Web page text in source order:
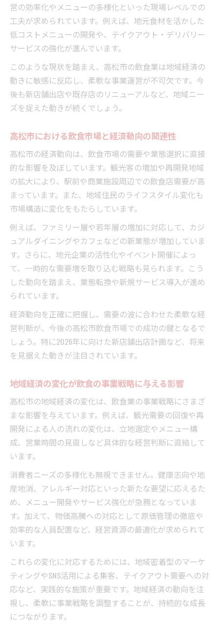
営の効率化やメニューの多様化といった現場レベルでの
工夫が求められています。例えば、地元食材を活かした
低コストメニューの開発や、テイクアウト・デリバリー
サービスの強化が進んでいます。
このような現状を踏まえ、高松市の飲食業は地域経済の
動きに敏感に反応し、柔軟な事業運営が不可欠です。今
後も新店舗出店や既存店のリニューアルなど、地域ニー
ズを捉えた動きが続くでしょう。
高松市における飲食市場と経済動向の関連性
高松市の経済動向は、飲食市場の需要や業態選択に直接
的な影響を及ぼしています。観光客の増加や再開発地域
の拡大により、駅前や商業施設周辺での飲食店需要が高
まっています。また、地域住民のライフスタイル変化も
市場構造に変化をもたらしています。
例えば、ファミリー層や若年層の増加に対応して、カジ
ュアルダイニングやカフェなどの新業態が増加していま
す。さらに、地元企業の活性化やイベント開催によっ
て、一時的な需要増を取り込む戦略も見られます。こう
した動向を踏まえ、業態転換や新規サービス導入が進め
られています。
経済動向を正確に把握し、需要の波に合わせた柔軟な経
営判断が、今後の高松市飲食市場での成功の鍵となるで
しょう。特に2026年に向けた新店舗出店計画など、将来
を見据えた動きが注目されています。
地域経済の変化が飲食の事業戦略に与える影響
高松市の地域経済の変化は、飲食業の事業戦略にさまざ
まな影響を与えています。例えば、観光需要の回復や再
開発による人の流れの変化は、立地選定やメニュー構
成、営業時間の見直しなど具体的な経営判断に直結して
います。
消費者ニーズの多様化も無視できません。健康志向や地
産地消、アレルギー対応といった新たな要望に応えるた
め、メニュー開発やサービス強化が急務となっていま
す。加えて、物価高騰への対応として原価管理の徹底や
効率的な人員配置など、経営資源の最適化が求められて
います。
これらの変化に対応するためには、地域密着型のマーケ
ティングやSNS活用による集客、テイクアウト需要への対
応など、実践的な施策が重要です。地域経済の動向を注
視し、柔軟に事業戦略を調整することが、持続的な成長
につながります。